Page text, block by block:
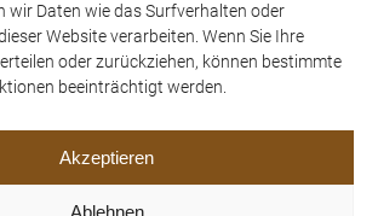
wir Daten wie das Surfverhalten oder
Website verarbeiten. Wenn Sie Ihre
oder zurückziehen, können bestimmte
beeinträchtigt werden.
Akzeptieren
Ablehnen
FÜR SIE DA
07475 / 52104
beer.at